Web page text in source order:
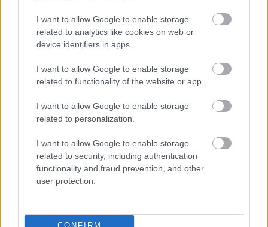
I want to allow Google to enable storage
related to analytics like cookies on web or
device identifiers in apps.
I want to allow Google to enable storage
related to functionality of the website or app.
I want to allow Google to enable storage
related to personalization.
I want to allow Google to enable storage
related to security, including authentication
functionality and fraud prevention, and other
user protection.
CONFIRM
Légy önmagad!
olyasvalakit lát, aki „kiegészíti”, „kiteljesíti”. Pedig az
egészséges kapcsolat nem erről szól: ha szükséged
van egy másik emberre, hogy megadja azt, ami
belőled hiányzik, az azt jelenti, hogy nem vagy elég
erős és magabiztos. Ha folyton tepersz a
figyelemért, a megbecsülésért, a szeretetért, hamar
fárasztóvá válsz a másik embernek. És ha
valamilyen gyengeséged, hiányosságod miatt vagy
a másikkal, sokszor kötsz rossz üzletet. De hogyan
mondja: légy önmagad! Tarts önvizsgálatot, írd fel, ki